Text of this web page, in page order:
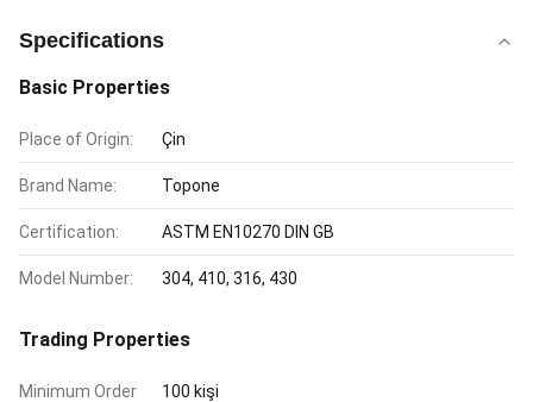
Specifications
Basic Properties
Place of Origin: Çin
Brand Name: Topone
Certification: ASTM EN10270 DIN GB
Model Number: 304, 410, 316, 430
Trading Properties
Minimum Order
100 kişi